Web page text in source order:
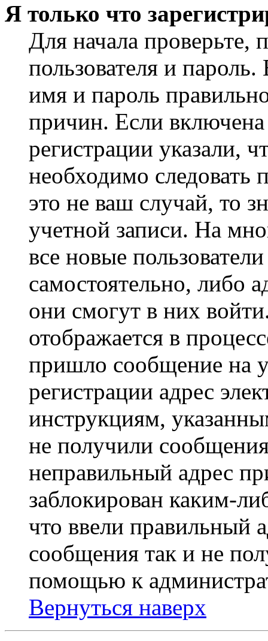
Я только что
Для начала проверьте,
пользователя и
имя и пароль
причин. Если
регистрации указали,
необходимо
это не ваш случай, то
учетной записи. На
все новые
самостоятельно, либо
они смогут в них
отображается в
пришло сообщение на
регистрации адрес
инструкциям,
не получили
неправильный адрес
заблокирован каким-
что ввели правильный
сообщения так и не
помощью к
Вернуться наверх